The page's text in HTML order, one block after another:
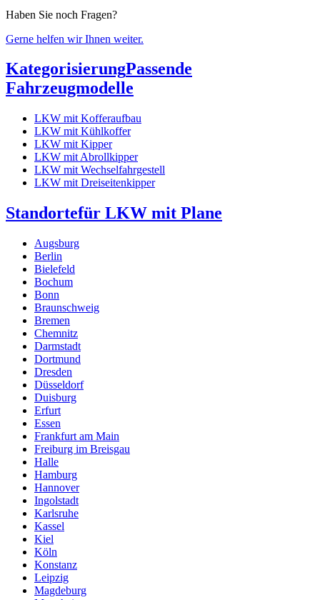
Haben Sie noch Fragen?
Gerne helfen wir Ihnen weiter.
KategorisierungPassende
Fahrzeugmodelle
LKW mit Kofferaufbau
LKW mit Kühlkoffer
LKW mit Kipper
LKW mit Abrollkipper
LKW mit Wechselfahrgestell
LKW mit Dreiseitenkipper
Standortefür LKW mit Plane
Augsburg
Berlin
Bielefeld
Bochum
Bonn
Braunschweig
Bremen
Chemnitz
Darmstadt
Dortmund
Dresden
Düsseldorf
Duisburg
Erfurt
Essen
Frankfurt am Main
Freiburg im Breisgau
Halle
Hamburg
Hannover
Ingolstadt
Karlsruhe
Kassel
Kiel
Köln
Konstanz
Leipzig
Magdeburg